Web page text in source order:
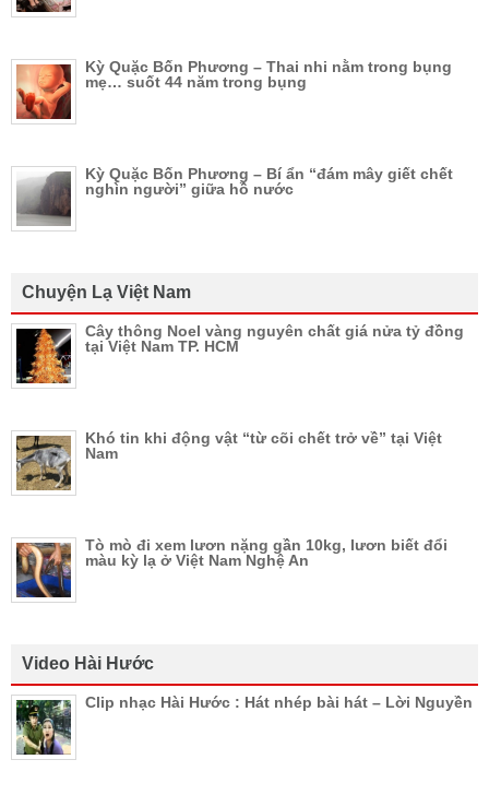
Kỳ Quặc Bốn Phương – Thai nhi nằm trong bụng
mẹ… suốt 44 năm trong bụng
Kỳ Quặc Bốn Phương – Bí ẩn “đám mây giết chết
nghìn người” giữa hồ nước
Chuyện Lạ Việt Nam
Cây thông Noel vàng nguyên chất giá nửa tỷ đồng
tại Việt Nam TP. HCM
Khó tin khi động vật “từ cõi chết trở về” tại Việt
Nam
Tò mò đi xem lươn nặng gần 10kg, lươn biết đổi
màu kỳ lạ ở Việt Nam Nghệ An
Video Hài Hước
Clip nhạc Hài Hước : Hát nhép bài hát – Lời Nguyền